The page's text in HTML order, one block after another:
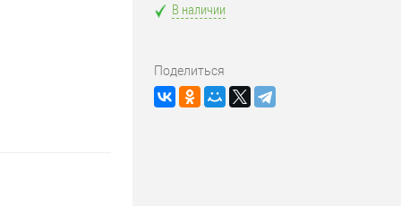
В наличии
Поделиться